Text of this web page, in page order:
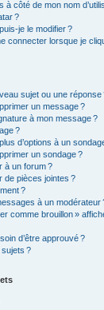
côté de mon nom
?
je le modifier ?
connecter lorsque je
sujet ou une réponse
un message ?
à mon message ?
?
d’options à un
un sondage ?
à un forum ?
de pièces jointes ?
?
à un modérateur
comme brouillon »
d’être approuvé ?
?